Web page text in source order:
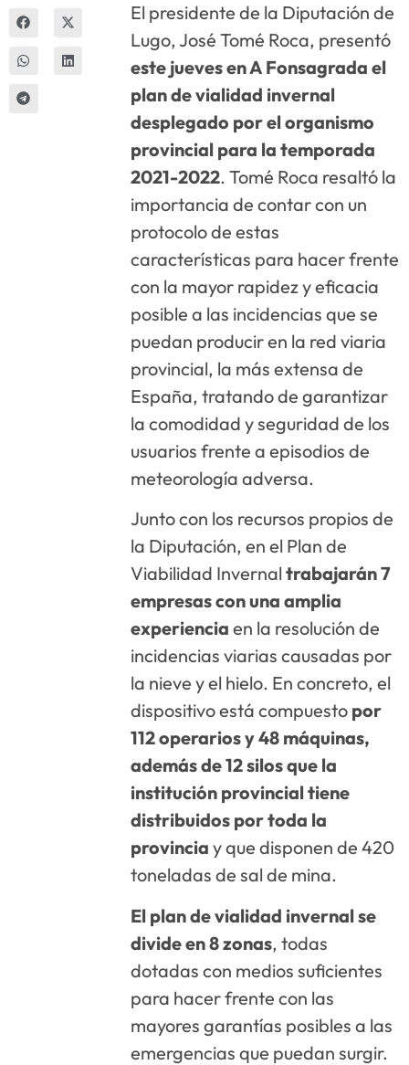
El presidente de la Diputación de
Lugo, José Tomé Roca, presentó
este jueves en A Fonsagrada el
plan de vialidad invernal
desplegado por el organismo
provincial para la temporada
2021-2022. Tomé Roca resaltó la
importancia de contar con un
protocolo de estas
características para hacer frente
con la mayor rapidez y eficacia
posible a las incidencias que se
puedan producir en la red viaria
provincial, la más extensa de
España, tratando de garantizar
la comodidad y seguridad de los
usuarios frente a episodios de
meteorología adversa.
Junto con los recursos propios de
la Diputación, en el Plan de
Viabilidad Invernaltrabajarán 7
empresas con una amplia
experiencia en la resolución de
incidencias viarias causadas por
la nieve y el hielo. En concreto, el
dispositivo está compuesto por
112 operarios y 48 máquinas,
además de 12 silos que la
institución provincial tiene
distribuidos por toda la
provincia y que disponen de 420
toneladas de sal de mina.
El plan de vialidad invernal se
divide en 8 zonas, todas
dotadas con medios suficientes
para hacer frente con las
mayores garantías posibles a las
emergencias que puedan surgir.